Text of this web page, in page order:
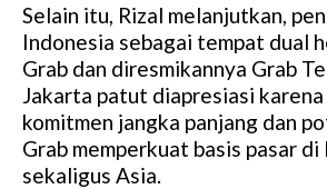
Selain itu, Rizal melanjutkan,
Indonesia sebagai tempat dual
Grab dan diresmikannya Grab
Jakarta patut diapresiasi
komitmen jangka panjang dan
Grab memperkuat basis pasar di
sekaligus Asia.